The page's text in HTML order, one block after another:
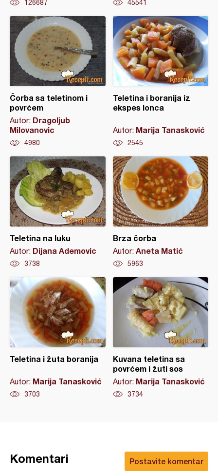
126687 45541
Čorba sa teletinom i
povrćem
Autor: Dragoljub
Milovanovic
4980
Teletina i boranija iz
ekspes lonca
Autor: Marija Tanasković
2545
Teletina na luku
Autor: Dijana Ademovic
3738
Brza čorba
Autor: Aneta Matić
5963
Teletina i žuta boranija
Autor: Marija Tanasković
3703
Kuvana teletina sa
povrćem i žuti sos
Autor: Marija Tanasković
3734
Postavite komentar
Komentari